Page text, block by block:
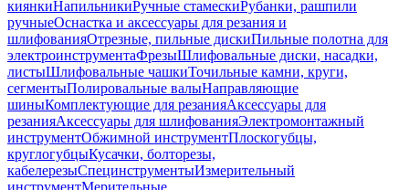
киянкиНапильникиРучные стамескиРубанки, рашпили
ручныеОснастка и аксессуары для резания и
шлифованияОтрезные, пильные дискиПильные полотна для
электроинструментаФрезыШлифовальные диски, насадки,
листыШлифовальные чашкиТочильные камни, круги,
сегментыПолировальные валыНаправляющие
шиныКомплектующие для резанияАксессуары для
резанияАксессуары для шлифованияЭлектромонтажный
инструментОбжимной инструментПлоскогубцы,
круглогубцыКусачки, болторезы,
кабелерезыСпецинструментыИзмерительный
инструментМерительные